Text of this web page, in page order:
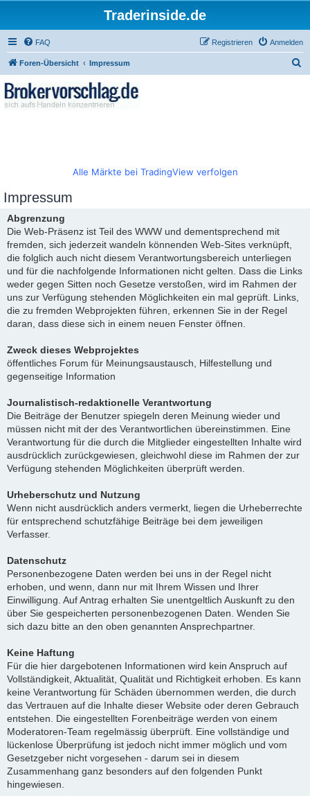
Traderinside.de
FAQ Anmelden
Registrieren
Foren-Übersicht Impressum
Alle Märkte bei TradingView verfolgen
Impressum
Abgrenzung
Die Web-Präsenz ist Teil des WWW und dementsprechend mit
fremden, sich jederzeit wandeln könnenden Web-Sites verknüpft,
die folglich auch nicht diesem Verantwortungsbereich unterliegen
und für die nachfolgende Informationen nicht gelten. Dass die Links
weder gegen Sitten noch Gesetze verstoßen, wird im Rahmen der
uns zur Verfügung stehenden Möglichkeiten ein mal geprüft. Links,
die zu fremden Webprojekten führen, erkennen Sie in der Regel
daran, dass diese sich in einem neuen Fenster öffnen.
Zweck dieses Webprojektes
öffentliches Forum für Meinungsaustausch, Hilfestellung und
gegenseitige Information
Journalistisch-redaktionelle Verantwortung
Die Beiträge der Benutzer spiegeln deren Meinung wieder und
müssen nicht mit der des Verantwortlichen übereinstimmen. Eine
Verantwortung für die durch die Mitglieder eingestellten Inhalte wird
ausdrücklich zurückgewiesen, gleichwohl diese im Rahmen der zur
Verfügung stehenden Möglichkeiten überprüft werden.
Urheberschutz und Nutzung
Wenn nicht ausdrücklich anders vermerkt, liegen die Urheberrechte
für entsprechend schutzfähige Beiträge bei dem jeweiligen
Verfasser.
Datenschutz
Personenbezogene Daten werden bei uns in der Regel nicht
erhoben, und wenn, dann nur mit Ihrem Wissen und Ihrer
Einwilligung. Auf Antrag erhalten Sie unentgeltlich Auskunft zu den
über Sie gespeicherten personenbezogenen Daten. Wenden Sie
sich dazu bitte an den oben genannten Ansprechpartner.
Keine Haftung
Für die hier dargebotenen Informationen wird kein Anspruch auf
Vollständigkeit, Aktualität, Qualität und Richtigkeit erhoben. Es kann
keine Verantwortung für Schäden übernommen werden, die durch
das Vertrauen auf die Inhalte dieser Website oder deren Gebrauch
entstehen. Die eingestellten Forenbeiträge werden von einem
Moderatoren-Team regelmässig überprüft. Eine vollständige und
lückenlose Überprüfung ist jedoch nicht immer möglich und vom
Gesetzgeber nicht vorgesehen - darum sei in diesem
Zusammenhang ganz besonders auf den folgenden Punkt
hingewiesen.